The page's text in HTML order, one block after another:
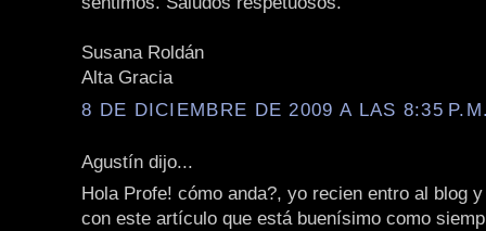
Susana Roldán
Alta Gracia
8 DE DICIEMBRE DE 2009 A LAS 8:35
Agustín dijo...
Hola Profe! cómo anda?, yo recien entro al blog
con este artículo que está buenísimo como